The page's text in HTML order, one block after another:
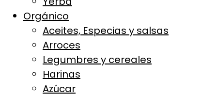
Orgánico
Aceites, Especias y salsas
Arroces
Legumbres y cereales
Harinas
Azúcar